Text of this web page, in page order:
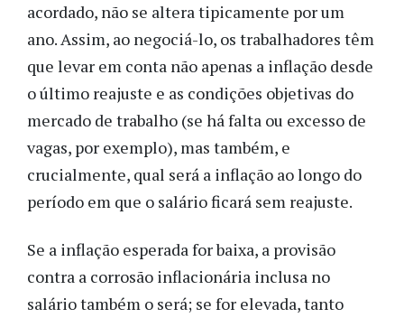
acordado, não se altera tipicamente por um
ano. Assim, ao negociá-lo, os trabalhadores têm
que levar em conta não apenas a inflação desde
o último reajuste e as condições objetivas do
mercado de trabalho (se há falta ou excesso de
vagas, por exemplo), mas também, e
crucialmente, qual será a inflação ao longo do
período em que o salário ficará sem reajuste.
Se a inflação esperada for baixa, a provisão
contra a corrosão inflacionária inclusa no
salário também o será; se for elevada, tanto